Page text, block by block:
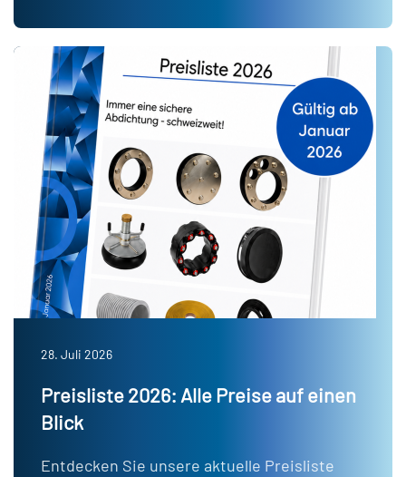
28. Juli 2026
Preisliste 2026: Alle Preise auf einen
Blick
Entdecken Sie unsere aktuelle Preisliste